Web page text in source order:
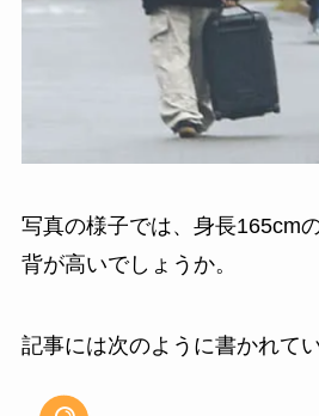
写真の様子では、身長165cm
背が高いでしょうか。
記事には次のように書かれてい